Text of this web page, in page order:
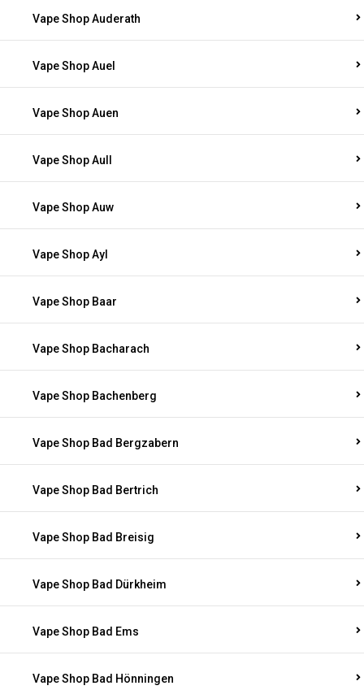
Vape Shop Auderath
Vape Shop Auel
Vape Shop Auen
Vape Shop Aull
Vape Shop Auw
Vape Shop Ayl
Vape Shop Baar
Vape Shop Bacharach
Vape Shop Bachenberg
Vape Shop Bad Bergzabern
Vape Shop Bad Bertrich
Vape Shop Bad Breisig
Vape Shop Bad Dürkheim
Vape Shop Bad Ems
Vape Shop Bad Hönningen